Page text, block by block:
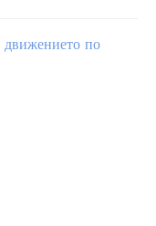
движението по